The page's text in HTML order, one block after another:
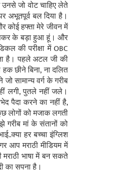
जो वोट चाहिए लेते
अभूतपूर्व बल दिया है।
कोई हफ्ता मेरे जीवन में
के बड़ा हुआ हूं। और
की परीक्षा में OBC
है। पहले अटल जी की
छीने बिना, ना दलित
सामान्य वर्ग के गरीब
लगी, पुतले नहीं जले।
पैदा करने का नहीं है,
लोगों को मजाक लगती
गरीब मां के संतानों को
हर बच्चा इंग्लिश
आप मराठी मीडियम में
भाषा में बन सकते
का सपना है।